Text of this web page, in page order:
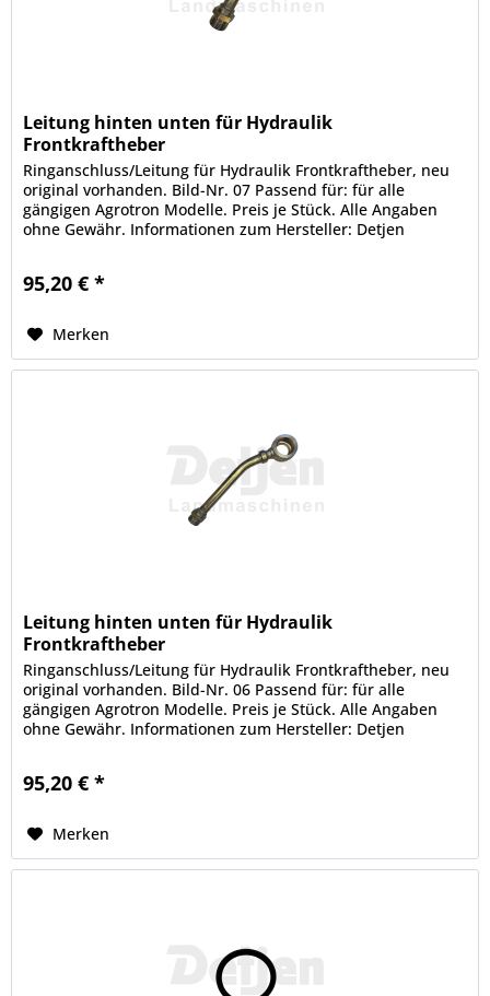
Leitung hinten unten für Hydraulik
Frontkraftheber
Ringanschluss/Leitung für Hydraulik Frontkraftheber, neu
original vorhanden. Bild-Nr. 07 Passend für: für alle
gängigen Agrotron Modelle. Preis je Stück. Alle Angaben
ohne Gewähr. Informationen zum Hersteller: Detjen
95,20 € *
Merken
Leitung hinten unten für Hydraulik
Frontkraftheber
Ringanschluss/Leitung für Hydraulik Frontkraftheber, neu
original vorhanden. Bild-Nr. 06 Passend für: für alle
gängigen Agrotron Modelle. Preis je Stück. Alle Angaben
ohne Gewähr. Informationen zum Hersteller: Detjen
95,20 € *
Merken